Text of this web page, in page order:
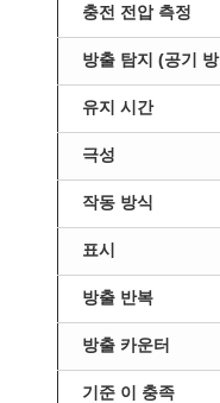
충전 전압 측정
방출 탐지 (공기
유지 시간
극성
작동 방식
표시
방출 반복
방출 카운터
기준 이 충족